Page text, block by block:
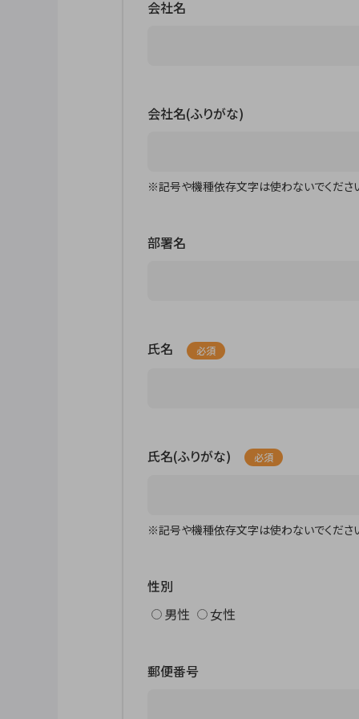
会社名
会社名(ふりがな)
※記号や機種依存文字は使わないでくださ
部署名
氏名 必須
氏名(ふりがな) 必須
※記号や機種依存文字は使わないでくださ
性別
男性
女性
郵便番号